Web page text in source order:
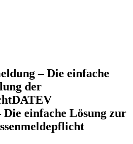
– Die einfache
der
Die einfache Lösung zur